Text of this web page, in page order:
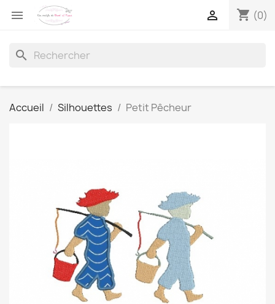
 shopping_cart (0)

search
Accueil Silhouettes Petit Pêcheur